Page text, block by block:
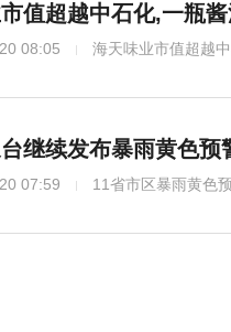
值超越中石化,一瓶
08:05 海天味业市值超越
继续发布暴雨黄色预
07:59 11省市区暴雨黄色